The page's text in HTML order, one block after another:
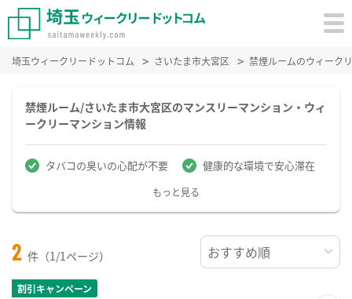
埼玉ウィークリードットコム さいたま市大宮区 禁煙ルームのウィーク
禁煙ルーム/さいたま市大宮区のマンスリーマンション・ウィ
ークリーマンション情報
タバコの臭いの心配が不要 健康的な環境で安心滞在
もっと見る
2 件（1/1ページ）
割引キャンペーン